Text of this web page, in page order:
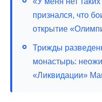
признался, что
открытие
Трижды
монастырь:
«Ликвидации»